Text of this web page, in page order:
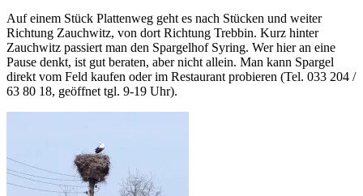
Auf einem Stück Plattenweg geht es nach Stücken und weiter
Richtung Zauchwitz, von dort Richtung Trebbin. Kurz hinter
Zauchwitz passiert man den Spargelhof Syring. Wer hier an eine
Pause denkt, ist gut beraten, aber nicht allein. Man kann Spargel
direkt vom Feld kaufen oder im Restaurant probieren (Tel. 033 204 /
63 80 18, geöffnet tgl. 9-19 Uhr).